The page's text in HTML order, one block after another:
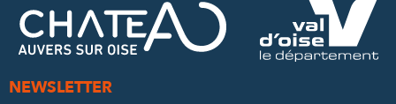
MAIL
NEWSLETTER